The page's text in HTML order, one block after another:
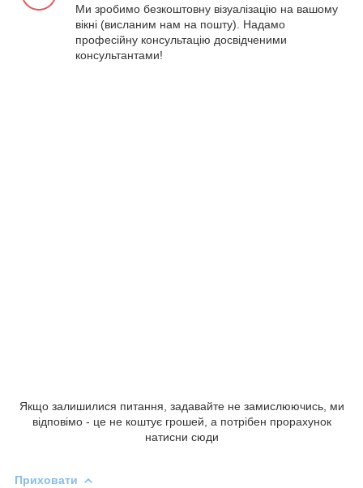
Ми зробимо безкоштовну візуалізацію на вашому
вікні (висланим нам на пошту). Надамо
професійну консультацію досвідченими
консультантами!
Якщо залишилися питання, задавайте не замислюючись, ми
відповімо - це не коштує грошей, а потрібен прорахунок
натисни сюди
Приховати